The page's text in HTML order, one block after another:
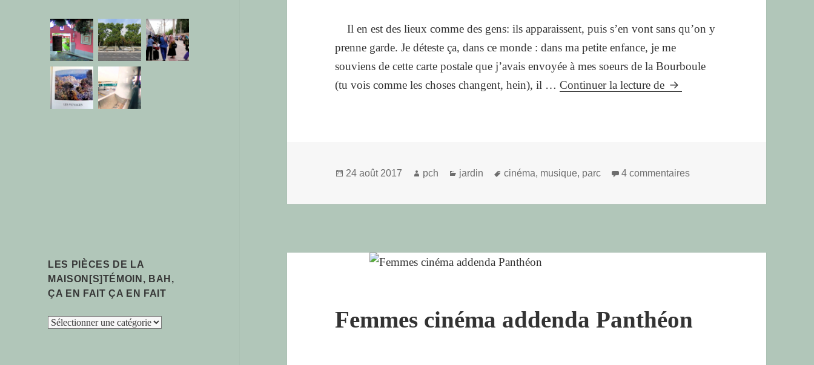
LES PIÈCES DE LA
MAISON[S]TÉMOIN, BAH,
ÇA EN FAIT ÇA EN FAIT
les
Il en est des lieux comme des gens: ils apparaissent, puis s’en vont sans qu’on y
prenne garde. Je déteste ça, dans ce monde : dans ma petite enfance, je me
souviens de cette carte postale que j’avais envoyée à mes soeurs de la Bourboule
(tu vois comme les choses changent, hein), il …Continuer la lecture de le
Publié
24 août 2017 Auteur
pch Catégories
jardin
Mots-
cinéma, musique, parc 4 commentairessur le é de cinéma
Femmes cinéma addenda Panthéon